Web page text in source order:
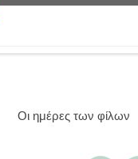
Οι ημέρες των φίλων